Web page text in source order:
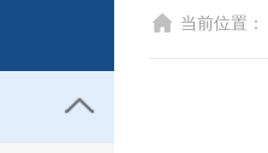
当前位置：